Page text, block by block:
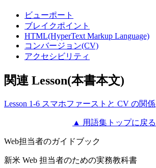
ビューポート
ブレイクポイント
HTML(HyperText Markup Language)
コンバージョン(CV)
アクセシビリティ
関連 Lesson(本書本文)
Lesson 1-6 スマホファーストと CV の関係
▲ 用語集トップに戻る
Web担当者のガイドブック
新米 Web 担当者のための実務教科書